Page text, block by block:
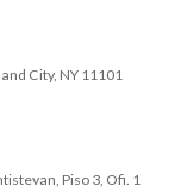
City, NY 11101
Piso 3, Ofi. 1